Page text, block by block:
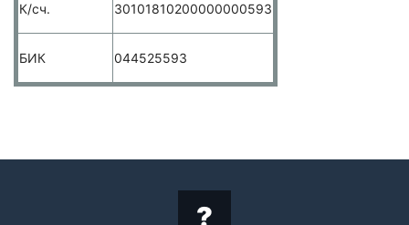
К/сч. 30101810200000000593
БИК 044525593